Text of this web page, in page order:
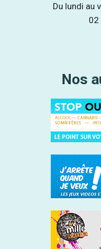
Du lundi au
02
Nos